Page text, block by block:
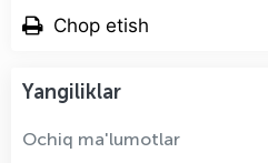
Chop etish
Yangiliklar
Ochiq ma'lumotlar